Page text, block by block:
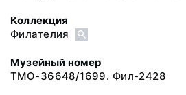
Коллекция
Филателия
Музейный номер
ТМО-36648/1699. Фил-2428